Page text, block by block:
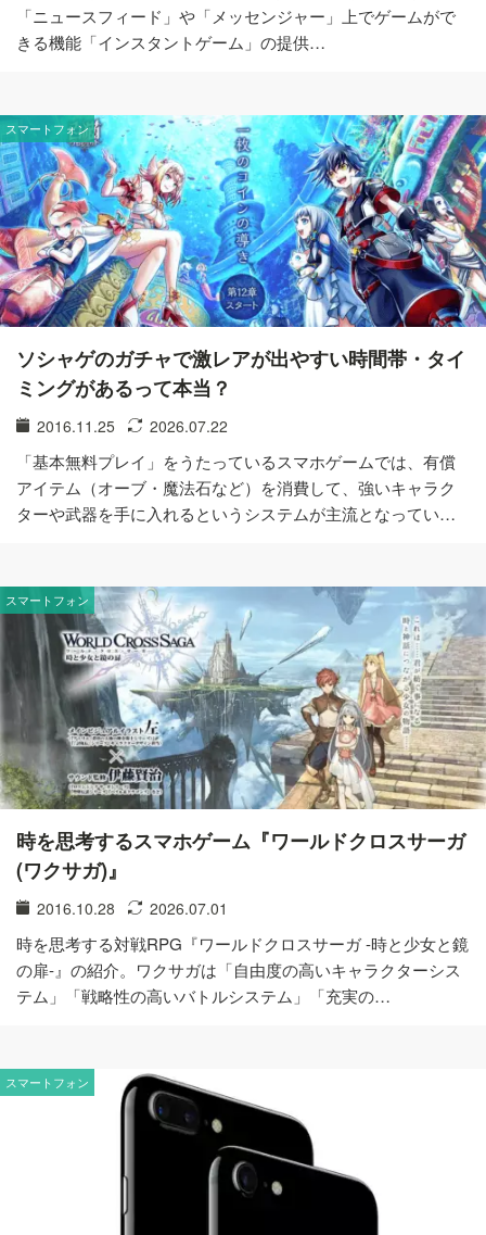
「ニュースフィード」や「メッセンジャー」上でゲームがで
きる機能「インスタントゲーム」の提供…
スマートフォン
ソシャゲのガチャで激レアが出やすい時間帯・タイ
ミングがあるって本当？
2016.11.25 2026.07.22
「基本無料プレイ」をうたっているスマホゲームでは、有償
アイテム（オーブ・魔法石など）を消費して、強いキャラク
ターや武器を手に入れるというシステムが主流となってい…
スマートフォン
時を思考するスマホゲーム『ワールドクロスサーガ
(ワクサガ)』
2016.10.28 2026.07.01
時を思考する対戦RPG『ワールドクロスサーガ -時と少女と鏡
の扉-』の紹介。ワクサガは「自由度の高いキャラクターシス
テム」「戦略性の高いバトルシステム」「充実の…
スマートフォン